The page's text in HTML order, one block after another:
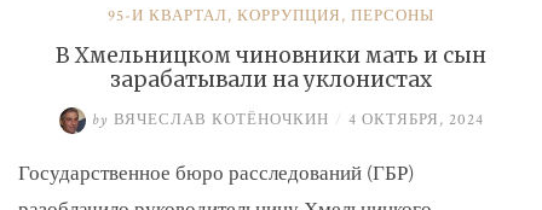
95-Й КВАРТАЛ, КОРРУПЦИЯ, ПЕРСОНЫ
В Хмельницком чиновники мать и сын
зарабатывали на уклонистах
by ВЯЧЕСЛАВ КОТЁНОЧКИН / 4 ОКТЯБРЯ, 2024
Государственное бюро расследований (ГБР)